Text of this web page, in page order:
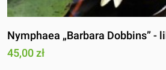
Nymphaea „Barbara Dobbins” -
45,00 zł